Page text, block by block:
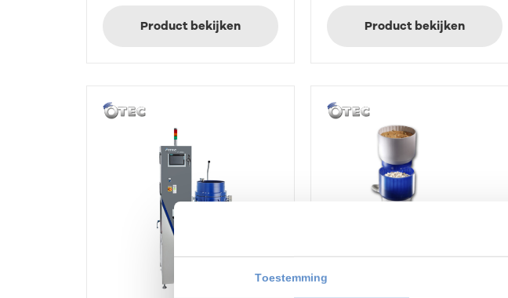
Toestemming
Product bekijken Product bekijken